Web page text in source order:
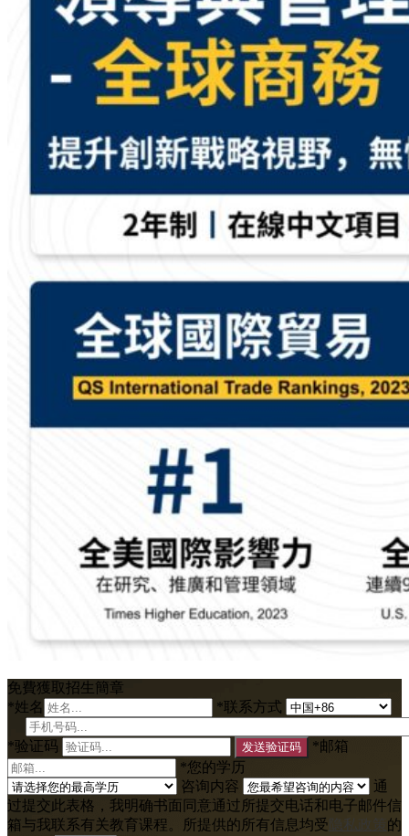
免費獲取招生簡章
*姓名 *联系方式
*验证码 发送验证码 *邮箱
*您的学历
咨询内容
通
过提交此表格，我明确书面同意通过所提交电话和电子邮件信
箱与我联系有关教育课程。所提供的所有信息均受 隐私政策 的